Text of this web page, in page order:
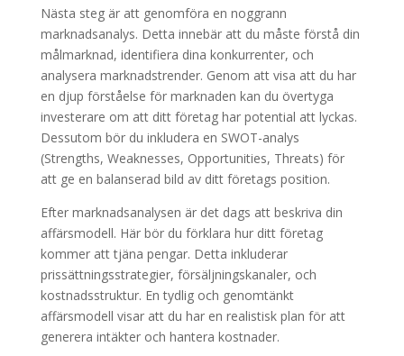
Nästa steg är att genomföra en noggrann
marknadsanalys. Detta innebär att du måste förstå din
målmarknad, identifiera dina konkurrenter, och
analysera marknadstrender. Genom att visa att du har
en djup förståelse för marknaden kan du övertyga
investerare om att ditt företag har potential att lyckas.
Dessutom bör du inkludera en SWOT-analys
(Strengths, Weaknesses, Opportunities, Threats) för
att ge en balanserad bild av ditt företags position.
Efter marknadsanalysen är det dags att beskriva din
affärsmodell. Här bör du förklara hur ditt företag
kommer att tjäna pengar. Detta inkluderar
prissättningsstrategier, försäljningskanaler, och
kostnadsstruktur. En tydlig och genomtänkt
affärsmodell visar att du har en realistisk plan för att
generera intäkter och hantera kostnader.